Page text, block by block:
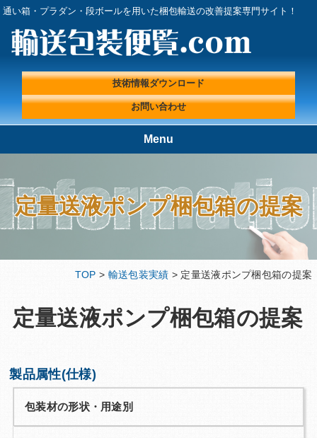
通い箱・プラダン・段ボールを用いた梱包輸送の改善提案専門サイト！
技術情報ダウンロード
お問い合わせ
Menu
輸送包装実績
輸送包装プロフェッショナルに
よる『輸送包装・梱包 改善ラ
輸送包装便覧の取扱製品 輸送包装エンジニアコラム
プライバシーポリシー 会社概要
定量送液ポンプ梱包箱の提案
TOP > 輸送包装実績 > 定量送液ポンプ梱包箱の提案
定量送液ポンプ梱包箱の提案
製品属性(仕様)
包装材の形状・用途別